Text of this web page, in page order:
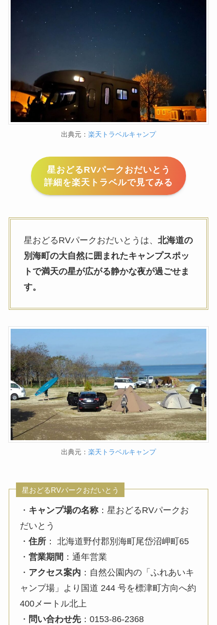
出典元： 楽天トラベルキャンプ
星おどるRVパークおだいとう
詳細を楽天トラベルで見てみる
星おどるRVパークおだいとうは、 北海道の
別海町の大自然に囲まれたキャンプスポッ
トで満天の星が広がる静かな夜が過ごせま
す。
出典元： 楽天トラベルキャンプ
星おどるRVパークおだいとう
・ キャンプ場の名称 ：星おどるRVパークお
だいとう
・住所 ： 北海道野付郡別海町尾岱沼岬町65
・営業期間 ：通年営業
・ アクセス案内 ：自然公園内の「ふれあいキ
ャンプ場」より国道 244 号を標津町方向へ約
400メートル北上
・ 問い合わせ先：0153-86-2368